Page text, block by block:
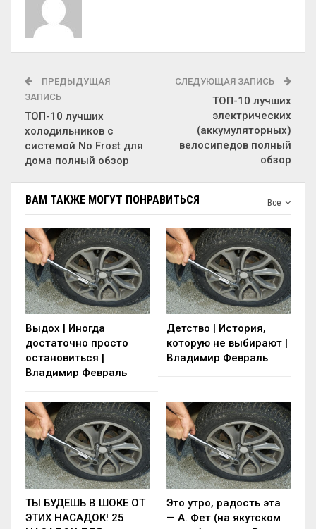
ПРЕДЫДУЩАЯ
ЗАПИСЬ
ТОП-10 лучших
холодильников с
системой No Frost для
дома полный обзор
СЛЕДУЮЩАЯ ЗАПИСЬ
ТОП-10 лучших
электрических
(аккумуляторных)
велосипедов полный
обзор
Все
ВАМ ТАКЖЕ МОГУТ ПОНРАВИТЬСЯ
Выдох | Иногда
достаточно просто
остановиться |
Владимир Февраль
Детство | История,
которую не выбирают |
Владимир Февраль
ТЫ БУДЕШЬ В ШОКЕ ОТ
ЭТИХ НАСАДОК! 25
Это утро, радость эта
— А. Фет (на якутском